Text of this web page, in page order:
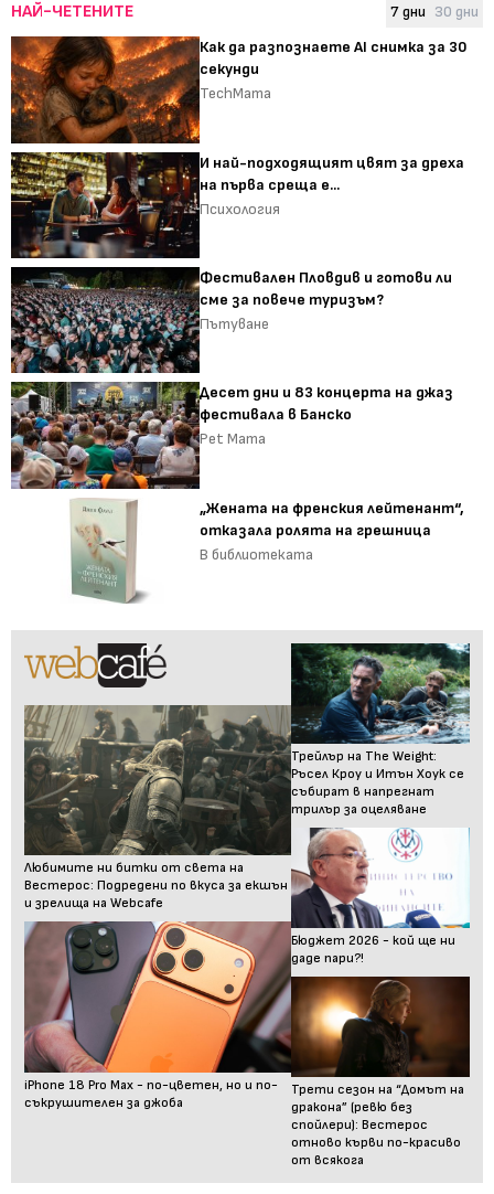
НАЙ-ЧЕТЕНИТЕ 7 дни 30 дни
Как да разпознаете AI снимка за 30
секунди
TechMama
И най-подходящият цвят за дреха
на първа среща е...
Психология
Фестивален Пловдив и готови ли
сме за повече туризъм?
Пътуване
Десет дни и 83 концерта на джаз
фестивала в Банско
Pet Mama
„Жената на френския лейтенант“,
отказала ролята на грешница
В библиотеката
Любимите ни битки от света на
Вестерос: Подредени по вкуса за екшън
и зрелища на Webcafe
iPhone 18 Pro Max - по-цветен, но и по-
съкрушителен за джоба
Трейлър на The Weight:
Ръсел Кроу и Итън Хоук се
събират в напрегнат
трилър за оцеляване
Бюджет 2026 - кой ще ни
даде пари?!
Трети сезон на “Домът на
дракона” (ревю без
спойлери): Вестерос
отново кърви по-красиво
от всякога